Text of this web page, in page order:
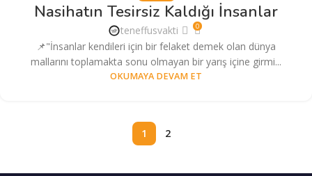
Nasihatın Tesirsiz Kaldığı İnsanlar
teneffusvakti 0
📌"İnsanlar kendileri için bir felaket demek olan dünya
mallarını toplamakta sonu olmayan bir yarış içine girmi...
OKUMAYA DEVAM ET
1 2